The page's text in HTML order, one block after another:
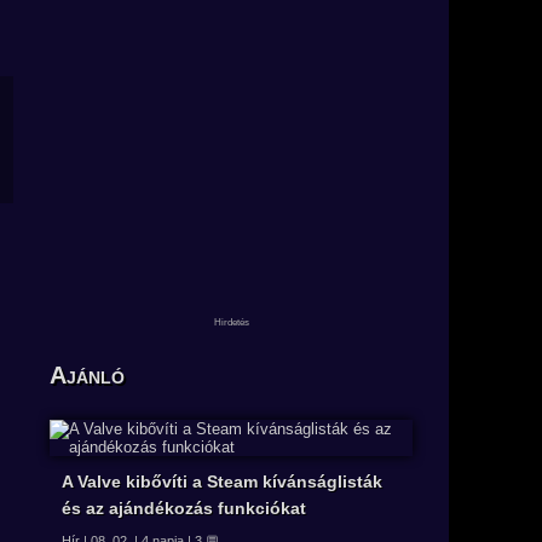
Ajánló
A Valve kibővíti a Steam kívánságlisták
és az ajándékozás funkciókat